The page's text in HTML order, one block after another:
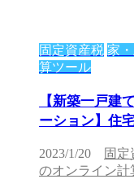
固定資産税 家
算ツール
【新築一戸建
ーション】住
2023/1/20 固
のオンライン計